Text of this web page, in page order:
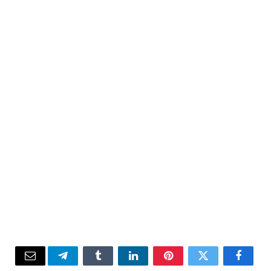
Facebook
Twitter
Pinterest
LinkedIn
Tumblr
Telegram
Email